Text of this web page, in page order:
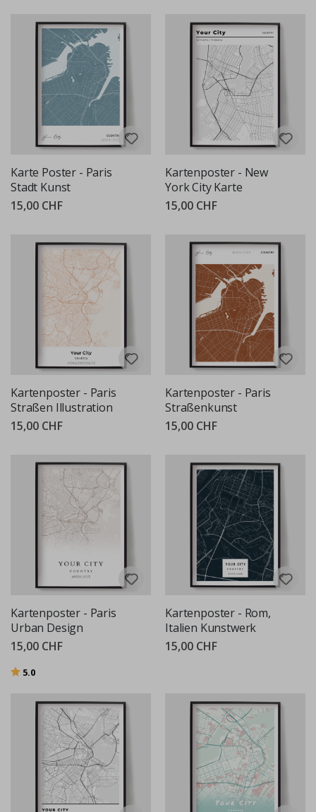
Karte Poster - Paris
Stadt Kunst
15,00 CHF
Kartenposter - New
York City Karte
15,00 CHF
Kartenposter - Paris
Straßen Illustration
15,00 CHF
Kartenposter - Paris
Straßenkunst
15,00 CHF
Kartenposter - Paris
Urban Design
15,00 CHF
Bewertung:
5.0
Kartenposter - Rom,
Italien Kunstwerk
15,00 CHF